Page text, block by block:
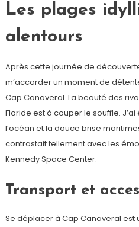
Les plages
alentours
Après cette journée de
m’accorder un moment de
Cap Canaveral. La beauté des
Floride est à couper le souffle.
l’océan et la douce brise
contrastait tellement avec les
Kennedy Space Center.
Transport et
Se déplacer à Cap Canaveral est